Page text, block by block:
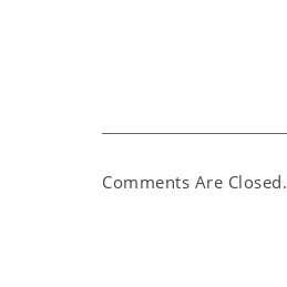
Comments Are Closed.